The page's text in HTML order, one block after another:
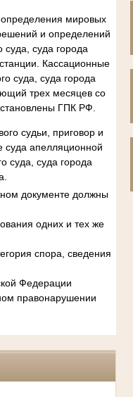
мировых
и определений
суда, суда города
Кассационные
суда, суда города
трех месяцев со
ГПК РФ.
судьи, приговор и
суда апелляционной
суда, суда города
документе должны
одних и тех же
спора, сведения
Федерации
правонарушении